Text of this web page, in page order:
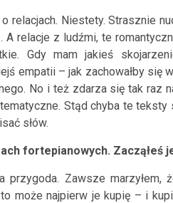
relacjach. Niestety. Strasznie
A relacje z ludźmi, te
Gdy mam jakieś
empatii – jak zachowałby
No i też zdarza się tak raz
Stąd chyba te
słów.
fortepianowych. Zacząłeś
przygoda. Zawsze marzyłem,
może najpierw je kupię – i